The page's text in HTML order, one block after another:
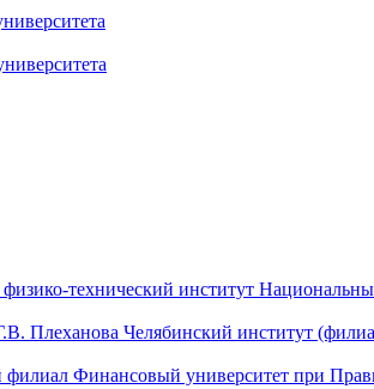
Челябинский институт
Финансовый университет при